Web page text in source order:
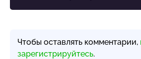
Чтобы оставлять комментарии,
зарегистрируйтесь.